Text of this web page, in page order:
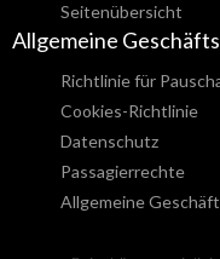
Seitenübersicht
Allgemeine
Richtlinie für
Cookies-Richtlinie
Datenschutz
Passagierrechte
Allgemeine